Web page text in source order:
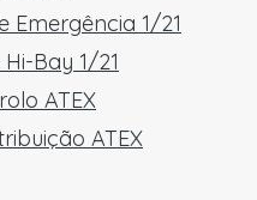
Emergência 1/21
Bay 1/21
ATEX
ATEX